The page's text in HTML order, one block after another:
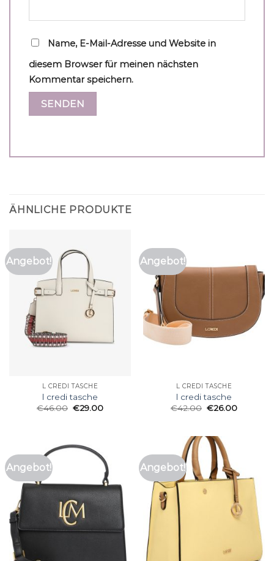
Name, E-Mail-Adresse und Website in
diesem Browser für meinen nächsten
Kommentar speichern.
ÄHNLICHE PRODUKTE
Angebot!
L CREDI TASCHE
l credi tasche
€46.00 €29.00
Angebot!
L CREDI TASCHE
l credi tasche
€42.00 €26.00
Angebot! Angebot!